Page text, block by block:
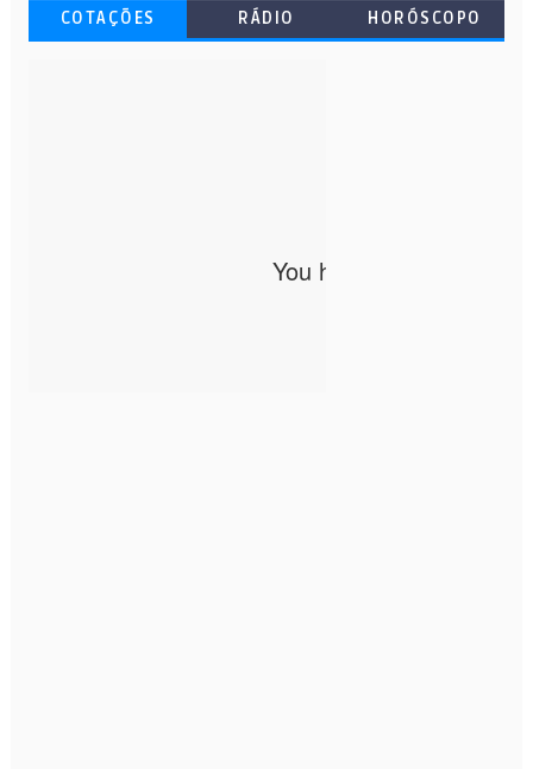
COTAÇÕES RÁDIO HORÓSCOPO